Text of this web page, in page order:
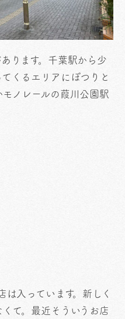
ります。千葉駅から少
くるエリアにぽつりと
ノレールの葭川公園駅
は入っています。新しく
て。最近そういうお店